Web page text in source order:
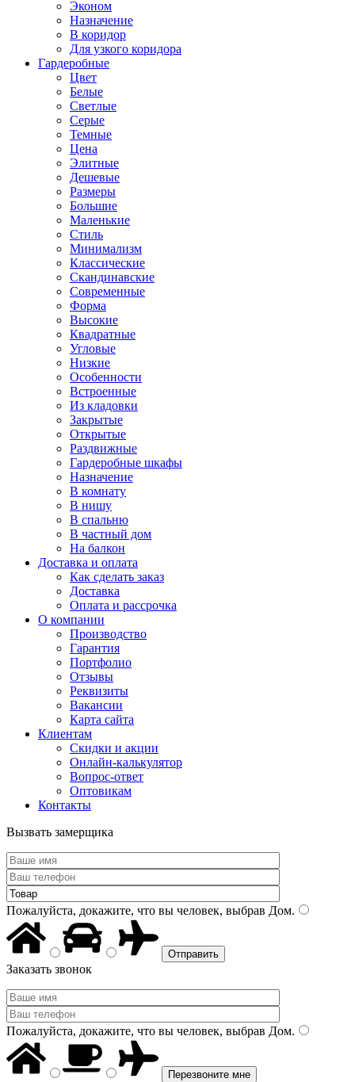
Эконом
Назначение
В коридор
Для узкого коридора
Гардеробные
Цвет
Белые
Светлые
Серые
Темные
Цена
Элитные
Дешевые
Размеры
Большие
Маленькие
Стиль
Минимализм
Классические
Скандинавские
Современные
Форма
Высокие
Квадратные
Угловые
Низкие
Особенности
Встроенные
Из кладовки
Закрытые
Открытые
Раздвижные
Гардеробные шкафы
Назначение
В комнату
В нишу
В спальню
В частный дом
На балкон
Доставка и оплата
Как сделать заказ
Доставка
Оплата и рассрочка
О компании
Производство
Гарантия
Портфолио
Отзывы
Реквизиты
Вакансии
Карта сайта
Клиентам
Скидки и акции
Онлайн-калькулятор
Вопрос-ответ
Оптовикам
Контакты
Вызвать замерщика
Пожалуйста, докажите, что вы человек, выбрав Дом.
Заказать звонок
Пожалуйста, докажите, что вы человек, выбрав Дом.